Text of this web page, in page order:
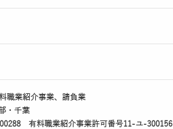
職業紹介事業、請負業
・千葉
有料職業紹介事業許可番号11-ユ-300156